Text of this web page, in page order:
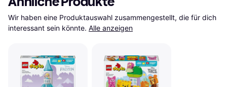
Wir haben eine Produktauswahl zusammengestellt, die für dich
interessant sein könnte. Alle anzeigen